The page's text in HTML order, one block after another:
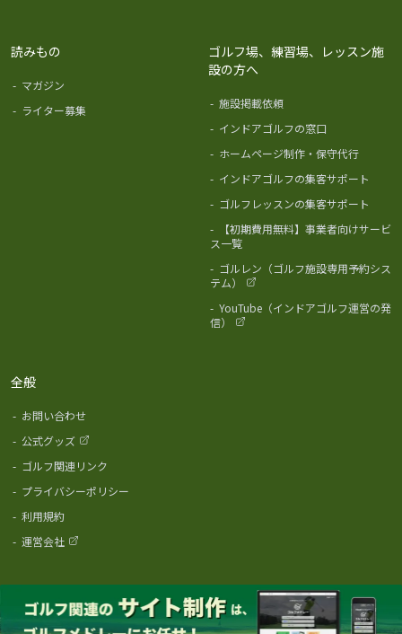
読みもの
- マガジン
- ライター募集
ゴルフ場、練習場、レッスン施
設の方へ
- 施設掲載依頼
- インドアゴルフの窓口
- ホームページ制作・保守代行
- インドアゴルフの集客サポート
- ゴルフレッスンの集客サポート
-
【初期費用無料】事業者向けサービ
ス一覧
- ゴルレン（ゴルフ施設専用予約シス
テム）
- YouTube（インドアゴルフ運営の発
信）
全般
- お問い合わせ
- 公式グッズ
- ゴルフ関連リンク
- プライバシーポリシー
- 利用規約
- 運営会社